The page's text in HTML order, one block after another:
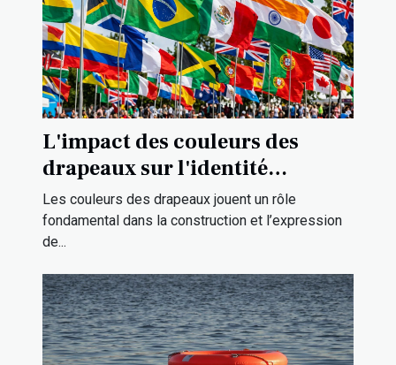
L'impact des couleurs des
drapeaux sur l'identité
culturelle
Les couleurs des drapeaux jouent un rôle
fondamental dans la construction et l’expression
de...